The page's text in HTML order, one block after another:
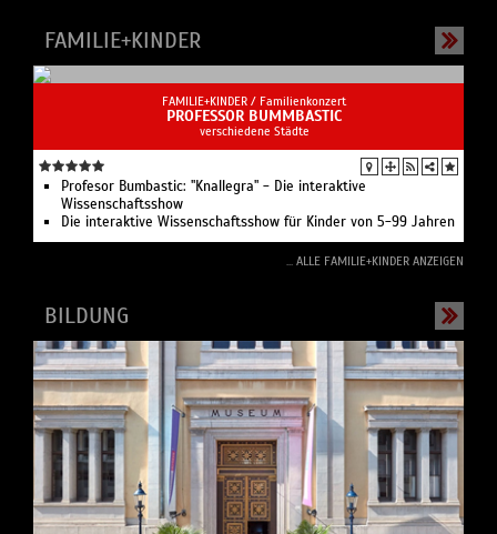
FAMILIE+KINDER
FAMILIE+KINDER / Familienkonzert
PROFESSOR BUMMBASTIC
verschiedene Städte
Profesor Bumbastic: "Knallegra" - Die interaktive
Wissenschaftsshow
Die interaktive Wissenschaftsshow für Kinder von 5-99 Jahren
... ALLE FAMILIE+KINDER ANZEIGEN
BILDUNG